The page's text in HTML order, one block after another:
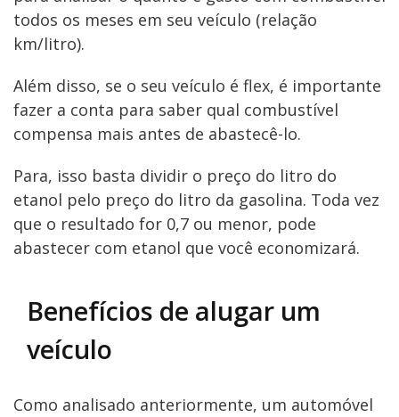
todos os meses em seu veículo (relação
km/litro).
Além disso, se o seu veículo é flex, é importante
fazer a conta para saber qual combustível
compensa mais antes de abastecê-lo.
Para, isso basta dividir o preço do litro do
etanol pelo preço do litro da gasolina. Toda vez
que o resultado for 0,7 ou menor, pode
abastecer com etanol que você economizará.
Benefícios de alugar um
veículo
Como analisado anteriormente, um automóvel